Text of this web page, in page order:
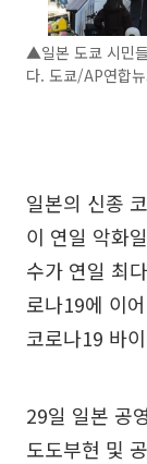
▲일본 도쿄 시민
다. 도쿄/AP연합
일본의 신종
이 연일 악화
수가 연일 최
로나19에 이
코로나19 바
29일 일본 공
도도부현 및